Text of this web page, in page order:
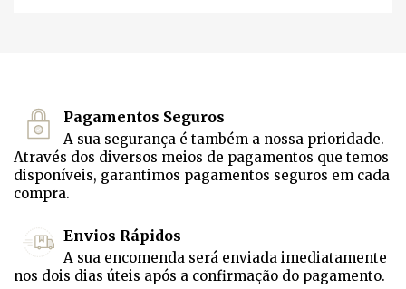
Pagamentos Seguros
A sua segurança é também a nossa prioridade.
Através dos diversos meios de pagamentos que temos
disponíveis, garantimos pagamentos seguros em cada
compra.
Envios Rápidos
A sua encomenda será enviada imediatamente
nos dois dias úteis após a confirmação do pagamento.